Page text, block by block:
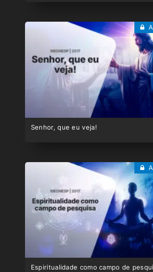
Senhor, que eu veja!
Espiritualidade como campo de